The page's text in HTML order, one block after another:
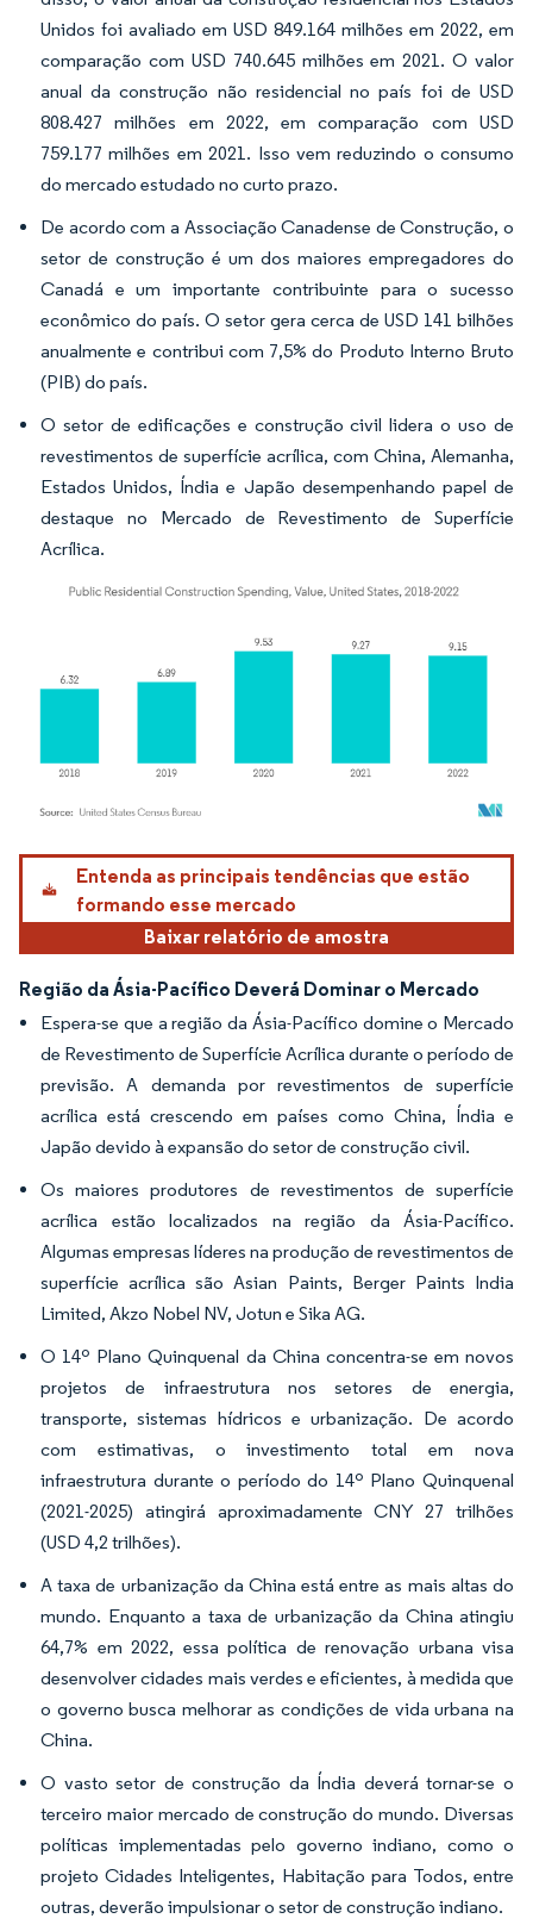
Unidos foi avaliado em USD 849.164 milhões em 2022, em
comparação com USD 740.645 milhões em 2021. O valor
anual da construção não residencial no país foi de USD
808.427 milhões em 2022, em comparação com USD
759.177 milhões em 2021. Isso vem reduzindo o consumo
do mercado estudado no curto prazo.
De acordo com a Associação Canadense de Construção, o
setor de construção é um dos maiores empregadores do
Canadá e um importante contribuinte para o sucesso
econômico do país. O setor gera cerca de USD 141 bilhões
anualmente e contribui com 7,5% do Produto Interno Bruto
(PIB) do país.
O setor de edificações e construção civil lidera o uso de
revestimentos de superfície acrílica, com China, Alemanha,
Estados Unidos, Índia e Japão desempenhando papel de
destaque no Mercado de Revestimento de Superfície
Acrílica.
Imagem © Mordor Intelligence. O reuso requer atribuição conforme CC BY 4.0.
Entenda as principais tendências que estão
formando esse mercado
Baixar relatório de amostra
Região da Ásia-Pacífico Deverá Dominar o Mercado
Espera-se que a região da Ásia-Pacífico domine o Mercado
de Revestimento de Superfície Acrílica durante o período de
previsão. A demanda por revestimentos de superfície
acrílica está crescendo em países como China, Índia e
Japão devido à expansão do setor de construção civil.
Os maiores produtores de revestimentos de superfície
acrílica estão localizados na região da Ásia-Pacífico.
Algumas empresas líderes na produção de revestimentos de
superfície acrílica são Asian Paints, Berger Paints India
Limited, Akzo Nobel NV, Jotun e Sika AG.
O 14º Plano Quinquenal da China concentra-se em novos
projetos de infraestrutura nos setores de energia,
transporte, sistemas hídricos e urbanização. De acordo
com estimativas, o investimento total em nova
infraestrutura durante o período do 14º Plano Quinquenal
(2021-2025) atingirá aproximadamente CNY 27 trilhões
(USD 4,2 trilhões).
A taxa de urbanização da China está entre as mais altas do
mundo. Enquanto a taxa de urbanização da China atingiu
64,7% em 2022, essa política de renovação urbana visa
desenvolver cidades mais verdes e eficientes, à medida que
o governo busca melhorar as condições de vida urbana na
China.
O vasto setor de construção da Índia deverá tornar-se o
terceiro maior mercado de construção do mundo. Diversas
políticas implementadas pelo governo indiano, como o
projeto Cidades Inteligentes, Habitação para Todos, entre
outras, deverão impulsionar o setor de construção indiano.